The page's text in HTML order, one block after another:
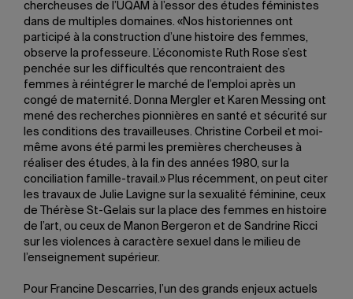
chercheuses de l’UQAM à l’essor des études féministes
dans de multiples domaines. «Nos historiennes ont
participé à la construction d’une histoire des femmes,
observe la professeure. L’économiste Ruth Rose s’est
penchée sur les difficultés que rencontraient des
femmes à réintégrer le marché de l’emploi après un
congé de maternité. Donna Mergler et Karen Messing ont
mené des recherches pionnières en santé et sécurité sur
les conditions des travailleuses. Christine Corbeil et moi-
même avons été parmi les premières chercheuses à
réaliser des études, à la fin des années 1980, sur la
conciliation famille-travail.» Plus récemment, on peut citer
les travaux de Julie Lavigne sur la sexualité féminine, ceux
de Thérèse St-Gelais sur la place des femmes en histoire
de l’art, ou ceux de Manon Bergeron et de Sandrine Ricci
sur les violences à caractère sexuel dans le milieu de
l’enseignement supérieur.
Pour Francine Descarries, l’un des grands enjeux actuels